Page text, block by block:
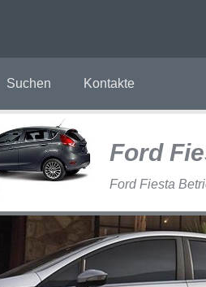
Suchen Kontakte
Ford
Ford Fiesta